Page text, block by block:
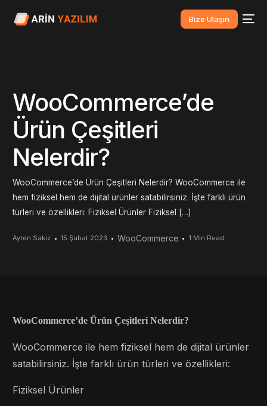
Bize Ulaşın
WooCommerce’de
Ürün Çeşitleri
Nelerdir?
WooCommerce’de Ürün Çeşitleri Nelerdir? WooCommerce ile
hem fiziksel hem de dijital ürünler satabilirsiniz. İşte farklı ürün
türleri ve özellikleri: Fiziksel Ürünler Fiziksel […]
Ayten Sakiz 15 Şubat 2023 WooCommerce 1 Min Read
WooCommerce’de Ürün Çeşitleri Nelerdir?
WooCommerce ile hem fiziksel hem de dijital ürünler
satabilirsiniz. İşte farklı ürün türleri ve özellikleri:
Fiziksel Ürünler